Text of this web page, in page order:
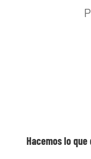
Hacemos lo